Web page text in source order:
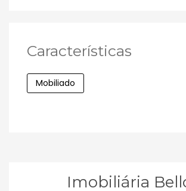
Características
Mobiliado
Imobiliária